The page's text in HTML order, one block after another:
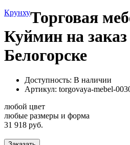
КрунхуТорговая
Куймин на
Белогорске
Доступность: В наличии
Артикул: torgovaya-mebel-
любой цвет
любые размеры и форма
31 918 руб.